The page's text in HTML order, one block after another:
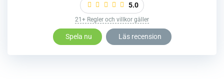
5.0
21+ Regler och villkor gäller
Spela nu Läs recension